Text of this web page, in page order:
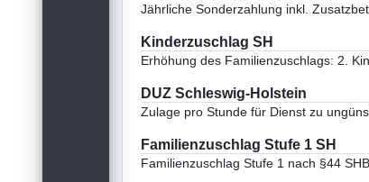
Jährliche Sonderzahlung inkl.
Kinderzuschlag SH
Erhöhung des Familienzuschlags: 2.
DUZ Schleswig-Holstein
Zulage pro Stunde für Dienst zu
Familienzuschlag Stufe 1 SH
Familienzuschlag Stufe 1 nach §44